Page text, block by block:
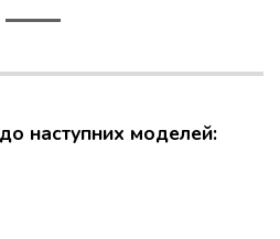
наступних моделей: